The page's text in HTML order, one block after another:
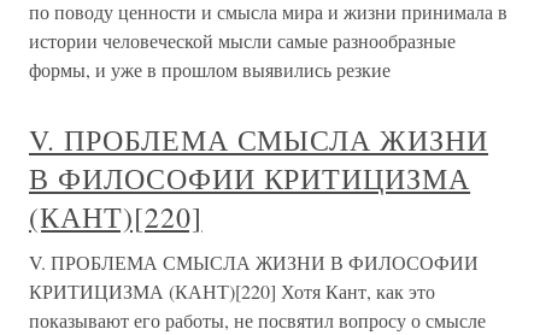
по поводу ценности и смысла мира и жизни принимала в
истории человеческой мысли самые разнообразные
формы, и уже в прошлом выявились резкие
V. ПРОБЛЕМА СМЫСЛА ЖИЗНИ
В ФИЛОСОФИИ КРИТИЦИЗМА
(КАНТ)[220]
V. ПРОБЛЕМА СМЫСЛА ЖИЗНИ В ФИЛОСОФИИ
КРИТИЦИЗМА (КАНТ)[220] Хотя Кант, как это
показывают его работы, не посвятил вопросу о смысле